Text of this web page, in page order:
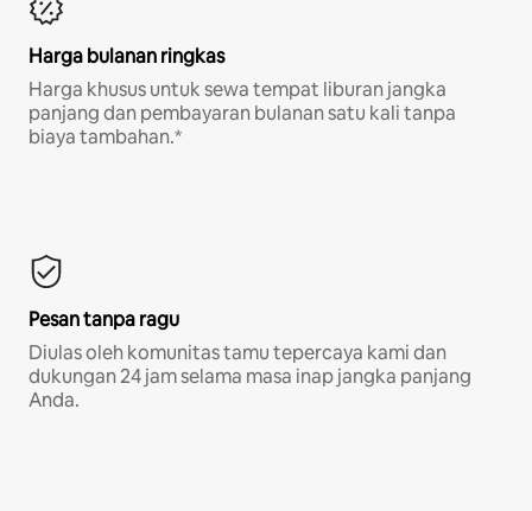
Harga bulanan ringkas
Harga khusus untuk sewa tempat liburan jangka
panjang dan pembayaran bulanan satu kali tanpa
biaya tambahan.*
Pesan tanpa ragu
Diulas oleh komunitas tamu tepercaya kami dan
dukungan 24 jam selama masa inap jangka panjang
Anda.